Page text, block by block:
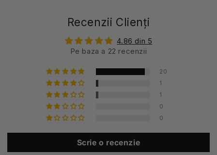
Recenzii Clienți
4.86 din 5
Pe baza a 22 recenzii
20
1
1
0
0
Scrie o recenzie